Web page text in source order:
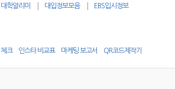
대학알리미 | 대입정보모음| EBS입시정보
크 인스타 비교표 마케팅 보고서 QR코드제작기